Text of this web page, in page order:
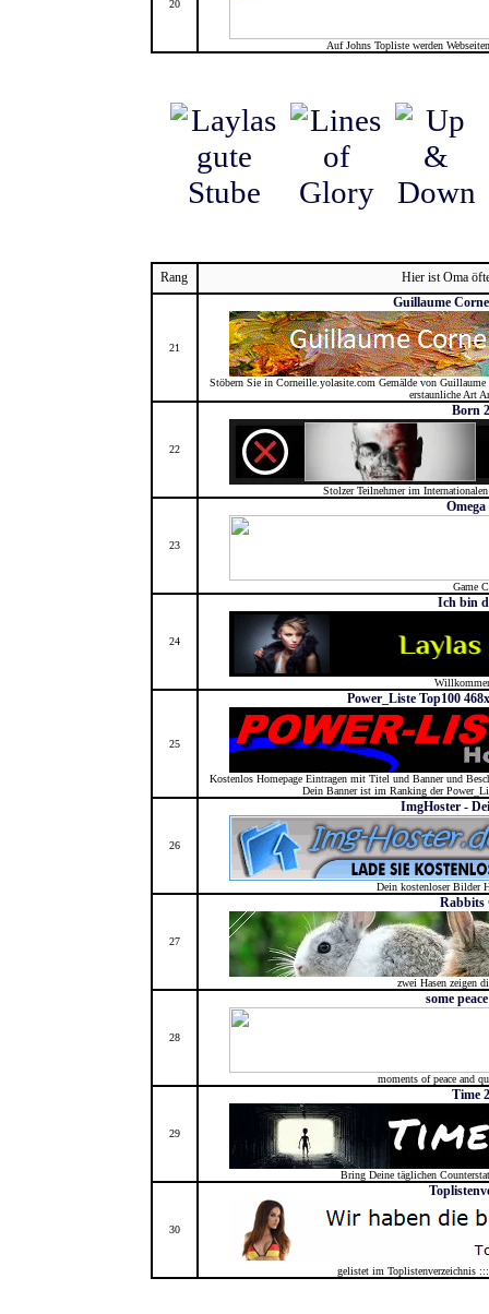
20
Auf Johns Topliste werden
Rang Hier ist Oma
21
Guillaume
Stöbern Sie in Corneille.yolasite.com Gemälde von
erstaunliche Art
22
Born
Stolzer Teilnehmer im
23
Game
24
Ich bin
25
Power_Liste Top100
Kostenlos Homepage Eintragen mit Titel und Banner und
Dein Banner ist im Ranking der
26
ImgHoster -
Dein kostenloser Bilder
27
Rabbits
zwei Hasen zeigen
28
some
moments of peace and
29
Time
Bring Deine täglichen
30
gelistet im Toplistenverzeichnis